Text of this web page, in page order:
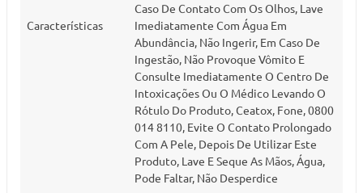
Características
Caso De Contato Com Os Olhos, Lave
Imediatamente Com Água Em
Abundância, Não Ingerir, Em Caso De
Ingestão, Não Provoque Vômito E
Consulte Imediatamente O Centro De
Intoxicações Ou O Médico Levando O
Rótulo Do Produto, Ceatox, Fone, 0800
014 8110, Evite O Contato Prolongado
Com A Pele, Depois De Utilizar Este
Produto, Lave E Seque As Mãos, Água,
Pode Faltar, Não Desperdice